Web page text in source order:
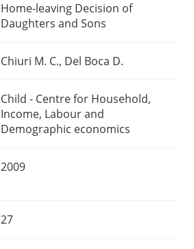
Home-leaving Decision of
Daughters and Sons
Chiuri M. C., Del Boca D.
Child - Centre for Household,
Income, Labour and
Demographic economics
2009
27